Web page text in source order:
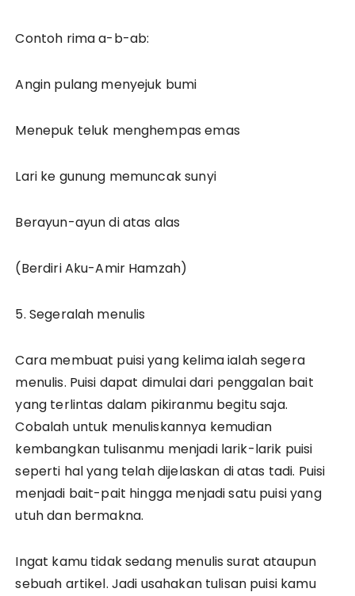
Contoh rima a-b-ab:
Angin pulang menyejuk bumi
Menepuk teluk menghempas emas
Lari ke gunung memuncak sunyi
Berayun-ayun di atas alas
(Berdiri Aku-Amir Hamzah)
5. Segeralah menulis
Cara membuat puisi yang kelima ialah segera
menulis. Puisi dapat dimulai dari penggalan bait
yang terlintas dalam pikiranmu begitu saja.
Cobalah untuk menuliskannya kemudian
kembangkan tulisanmu menjadi larik-larik puisi
seperti hal yang telah dijelaskan di atas tadi. Puisi
menjadi bait-pait hingga menjadi satu puisi yang
utuh dan bermakna.
Ingat kamu tidak sedang menulis surat ataupun
sebuah artikel. Jadi usahakan tulisan puisi kamu